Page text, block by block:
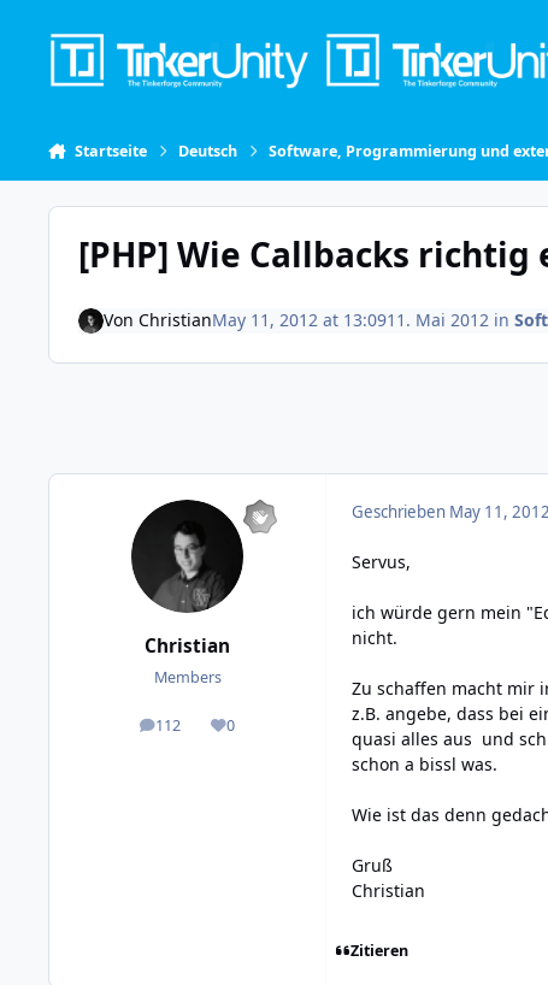
Startseite Deutsch Software, Programmierung und
[PHP] Wie Callbacks richtig
Von ChristianMay 11, 2012 at 13:0911. Mai 2012in
Christian
Members
112
posts 0
Reputation
Geschrieben May 11,
Servus,
ich würde gern mein
nicht.
Zu schaffen macht mir
z.B. angebe, dass bei
quasi alles aus und
schon a bissl was.
Wie ist das denn
Gruß
Christian
Zitieren